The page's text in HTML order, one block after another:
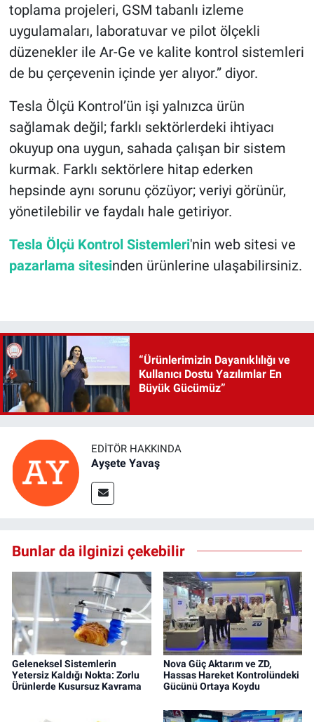
toplama projeleri, GSM tabanlı izleme
uygulamaları, laboratuvar ve pilot ölçekli
düzenekler ile Ar-Ge ve kalite kontrol sistemleri
de bu çerçevenin içinde yer alıyor.” diyor.
Tesla Ölçü Kontrol’ün işi yalnızca ürün
sağlamak değil; farklı sektörlerdeki ihtiyacı
okuyup ona uygun, sahada çalışan bir sistem
kurmak. Farklı sektörlere hitap ederken
hepsinde aynı sorunu çözüyor; veriyi görünür,
yönetilebilir ve faydalı hale getiriyor.
Tesla Ölçü Kontrol Sistemleri'nin web sitesi ve
pazarlama sitesinden ürünlerine ulaşabilirsiniz.
“Ürünlerimizin Dayanıklılığı ve
Kullanıcı Dostu Yazılımlar En
Büyük Gücümüz”
EDITÖR HAKKINDA
Ayşete Yavaş
Bunlar da ilginizi çekebilir
Geleneksel Sistemlerin
Yetersiz Kaldığı Nokta: Zorlu
Ürünlerde Kusursuz Kavrama
Nova Güç Aktarım ve ZD,
Hassas Hareket Kontrolündeki
Gücünü Ortaya Koydu